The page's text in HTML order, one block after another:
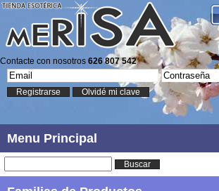
Contacte con nosotros 626 807 542
Registrarse
Olvidé mi clave
Menu Principal
Buscar